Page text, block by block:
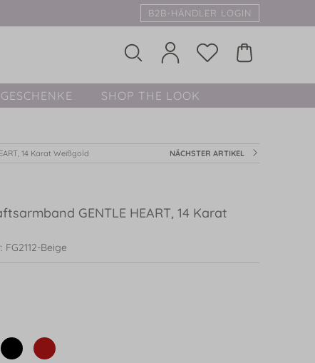
B2B-HÄNDLER LOGIN
GESCHENKE SHOP THE LOOK
14 Karat Weißgold NÄCHSTER ARTIKEL
GENTLE HEART, 14 Karat
Beige